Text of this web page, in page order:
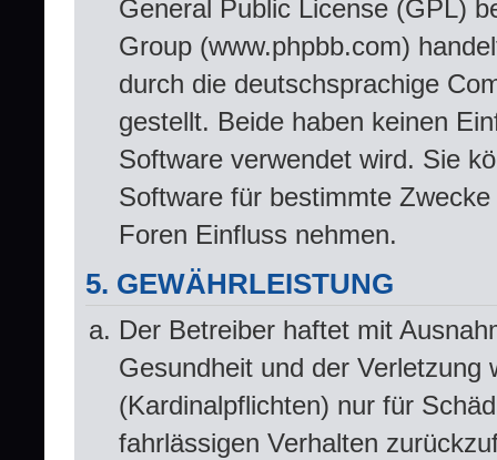
General Public License (GPL)
Group (www.phpbb.com)
durch die deutschsprachige
gestellt. Beide haben keinen
Software verwendet wird. Sie
Software für bestimmte
Foren Einfluss nehmen.
5. GEWÄHRLEISTUNG
Der Betreiber haftet mit
Gesundheit und der Verletzung
(Kardinalpflichten) nur für
fahrlässigen Verhalten